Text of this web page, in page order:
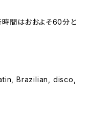
間はおおよそ60分と
Brazilian, disco,